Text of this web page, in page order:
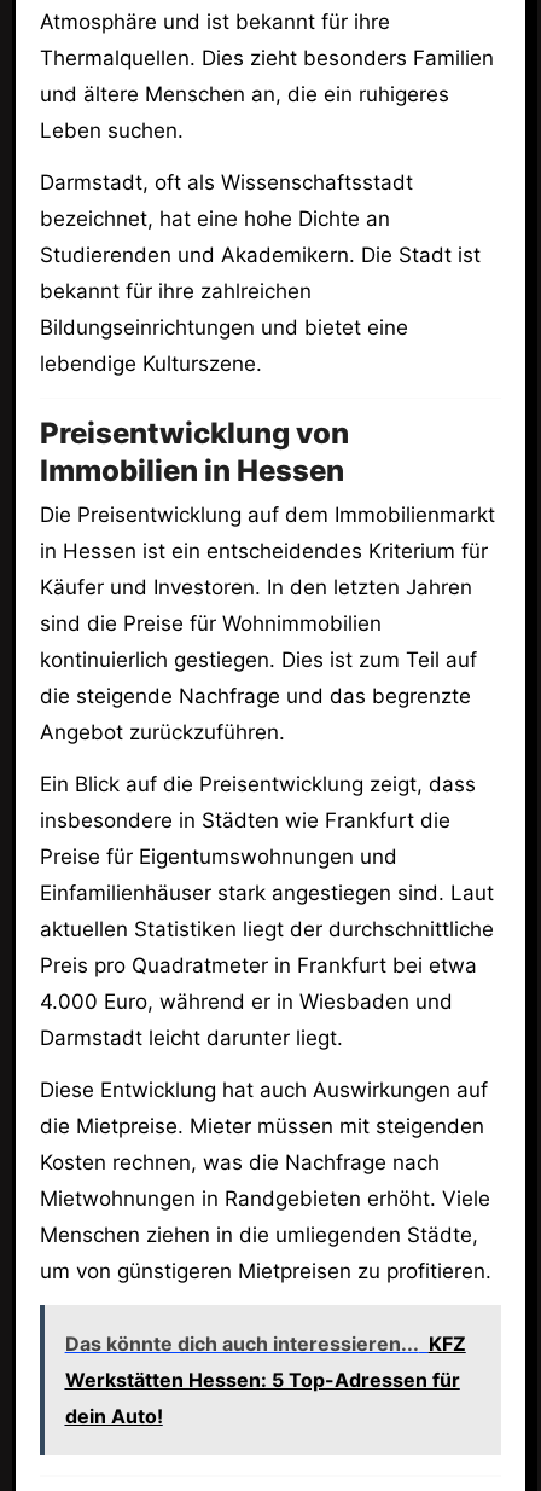
Atmosphäre und ist bekannt für ihre
Thermalquellen. Dies zieht besonders Familien
und ältere Menschen an, die ein ruhigeres
Leben suchen.
Darmstadt, oft als Wissenschaftsstadt
bezeichnet, hat eine hohe Dichte an
Studierenden und Akademikern. Die Stadt ist
bekannt für ihre zahlreichen
Bildungseinrichtungen und bietet eine
lebendige Kulturszene.
Preisentwicklung von
Immobilien in Hessen
Die Preisentwicklung auf dem Immobilienmarkt
in Hessen ist ein entscheidendes Kriterium für
Käufer und Investoren. In den letzten Jahren
sind die Preise für Wohnimmobilien
kontinuierlich gestiegen. Dies ist zum Teil auf
die steigende Nachfrage und das begrenzte
Angebot zurückzuführen.
Ein Blick auf die Preisentwicklung zeigt, dass
insbesondere in Städten wie Frankfurt die
Preise für Eigentumswohnungen und
Einfamilienhäuser stark angestiegen sind. Laut
aktuellen Statistiken liegt der durchschnittliche
Preis pro Quadratmeter in Frankfurt bei etwa
4.000 Euro, während er in Wiesbaden und
Darmstadt leicht darunter liegt.
Diese Entwicklung hat auch Auswirkungen auf
die Mietpreise. Mieter müssen mit steigenden
Kosten rechnen, was die Nachfrage nach
Mietwohnungen in Randgebieten erhöht. Viele
Menschen ziehen in die umliegenden Städte,
um von günstigeren Mietpreisen zu profitieren.
Das könnte dich auch interessieren... KFZ
Werkstätten Hessen: 5 Top-Adressen für
dein Auto!